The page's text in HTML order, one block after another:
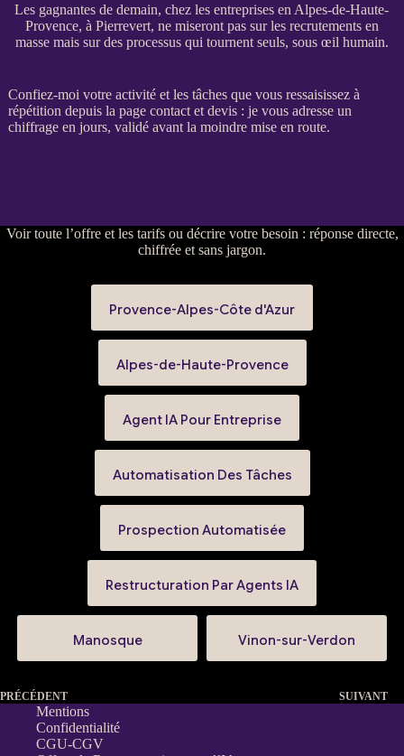
Les gagnantes de demain, chez les entreprises en Alpes-de-Haute-
Provence, à Pierrevert, ne miseront pas sur les recrutements en
masse mais sur des processus qui tournent seuls, sous œil humain.
Confiez-moi votre activité et les tâches que vous ressaisissez à
répétition depuis la page contact et devis: je vous adresse un
chiffrage en jours, validé avant la moindre mise en route.
Voirtoute l’offre et les tarifsou décrire votre besoin : réponse directe,
chiffrée et sans jargon.
Provence-Alpes-Côte d'Azur
Alpes-de-Haute-Provence
Agent IA Pour Entreprise
Automatisation Des Tâches
Prospection Automatisée
Restructuration Par Agents IA
Manosque Vinon-sur-Verdon
PRÉCÉDENT SUIVANT
Mentions
Confidentialité
CGU-CGV